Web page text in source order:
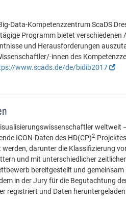
Data-Kompetenzzentrum ScaDS
Programm bietet
und Herausforderungen
innen des
www.scads.de/de/bidib2017
ICON-Daten des HD(CP)2-
darunter die Klassifizierung
und mit unterschiedlicher
bereitgestellt und
in der Jury für die Begutachtung
registriert und Daten